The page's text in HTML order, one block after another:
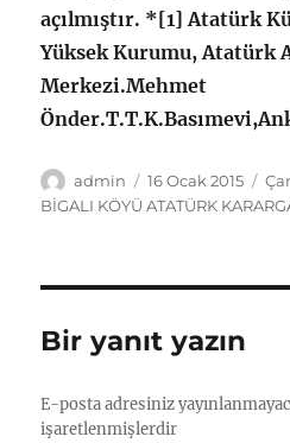
açılmıştır. *[1] Atatürk
Yüksek Kurumu, Atatürk
Merkezi.Mehmet
Yazar
admin
Yayın
tarihi
16 Ocak 2015
BİGALI KÖYÜ ATATÜRK
Bir yanıt yazın
E-posta adresiniz
işaretlenmişlerdir